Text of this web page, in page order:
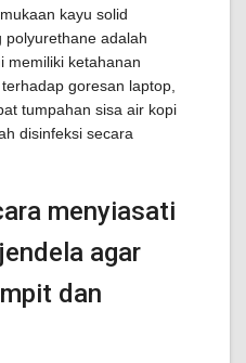
kayu solid
polyurethane adalah
memiliki ketahanan
goresan laptop,
tumpahan sisa air kopi
disinfeksi secara
menyiasati
agar
dan